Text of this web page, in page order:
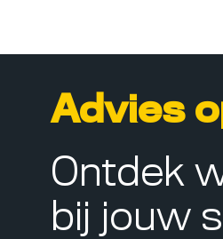
Advies
Ontdek
bij jouw